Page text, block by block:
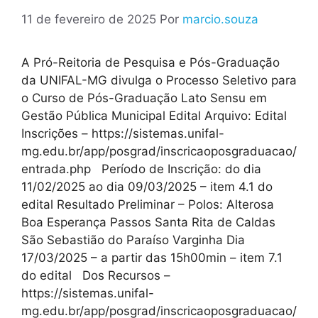
11 de fevereiro de 2025 Por marcio.souza
A Pró-Reitoria de Pesquisa e Pós-Graduação
da UNIFAL-MG divulga o Processo Seletivo para
o Curso de Pós-Graduação Lato Sensu em
Gestão Pública Municipal Edital Arquivo: Edital
Inscrições – https://sistemas.unifal-
mg.edu.br/app/posgrad/inscricaoposgraduacao/
entrada.php Período de Inscrição: do dia
11/02/2025 ao dia 09/03/2025 – item 4.1 do
edital Resultado Preliminar – Polos: Alterosa
Boa Esperança Passos Santa Rita de Caldas
São Sebastião do Paraíso Varginha Dia
17/03/2025 – a partir das 15h00min – item 7.1
do edital Dos Recursos –
https://sistemas.unifal-
mg.edu.br/app/posgrad/inscricaoposgraduacao/